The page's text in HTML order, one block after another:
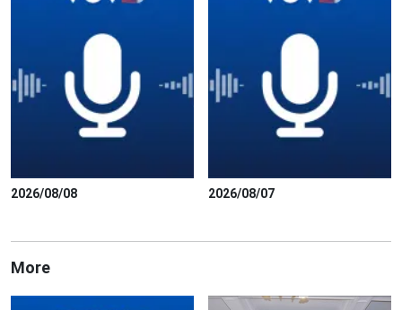
2026/08/08 2026/08/07
More